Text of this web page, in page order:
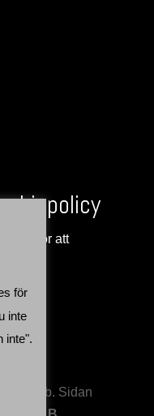
för att
Sidan
för
inte
inte".